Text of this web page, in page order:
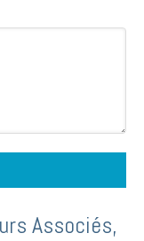
Associés,